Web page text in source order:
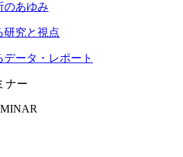
のあゆみ
研究と視点
ータ・レポート
ナー